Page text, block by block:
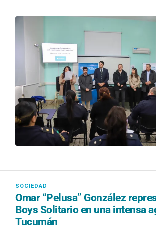
Omar “Pelusa” González
Boys Solitario en una intensa
Tucumán